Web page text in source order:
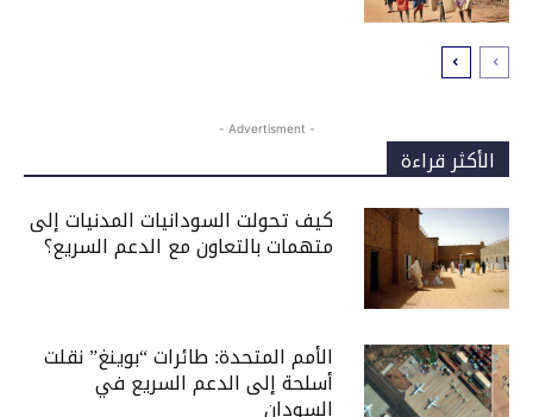
- Advertisment -
الأكثر قراءة
كيف تحولت السودانيات المدنيات إلى
متهمات بالتعاون مع الدعم السريع؟
الأمم المتحدة: طائرات “بوينغ” نقلت
أسلحة إلى الدعم السريع في